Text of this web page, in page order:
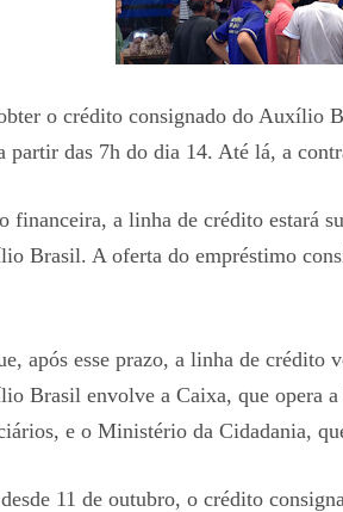
o crédito consignado do Auxílio
partir das 7h do dia 14. Até lá, a
financeira, a linha de crédito estará
Brasil. A oferta do empréstimo
após esse prazo, a linha de crédito
Brasil envolve a Caixa, que opera
e o Ministério da Cidadania,
11 de outubro, o crédito